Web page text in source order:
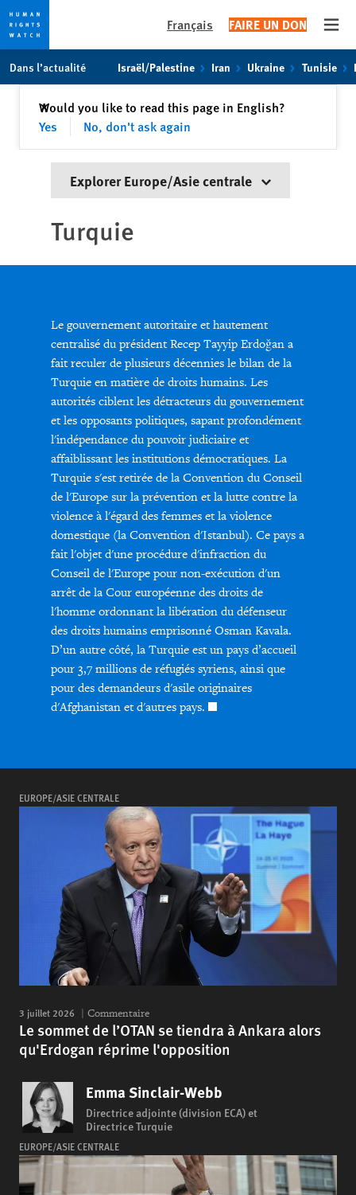
toto
content
Français FAIRE UN DON
Dans l’actualité Israël/Palestine Iran Ukraine Tunisie
Would you like to read this page in English?
Yes
No, don't ask again
✕Fermer
Explorer Europe/Asie centrale
Turquie
Le gouvernement autoritaire et hautement
centralisé du président Recep Tayyip Erdoğan a
fait reculer de plusieurs décennies le bilan de la
Turquie en matière de droits humains. Les
autorités ciblent les détracteurs du gouvernement
et les opposants politiques, sapant profondément
l'indépendance du pouvoir judiciaire et
affaiblissant les institutions démocratiques. La
Turquie s'est retirée de la Convention du Conseil
de l'Europe sur la prévention et la lutte contre la
violence à l'égard des femmes et la violence
domestique (la Convention d'Istanbul). Ce pays a
fait l'objet d'une procédure d'infraction du
Conseil de l'Europe pour non-exécution d'un
arrêt de la Cour européenne des droits de
l'homme ordonnant la libération du défenseur
des droits humains emprisonné Osman Kavala.
D’un autre côté, la Turquie est un pays d’accueil
pour 3,7 millions de réfugiés syriens, ainsi que
pour des demandeurs d'asile originaires
d'Afghanistan et d'autres pays.
EUROPE/ASIE CENTRALE
3 juillet 2026 Commentaire
Le sommet de l’OTAN se tiendra à Ankara alors
qu'Erdogan réprime l'opposition
Emma Sinclair-Webb
Directrice adjointe (division ECA) et
Directrice Turquie
EUROPE/ASIE CENTRALE